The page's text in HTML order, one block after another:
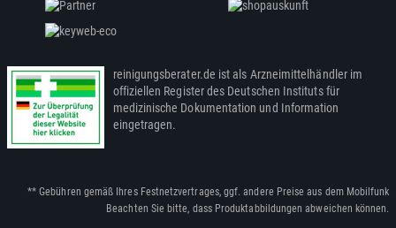
reinigungsberater.de ist als Arzneimittelhändler im
offiziellen Register des Deutschen Instituts für
medizinische Dokumentation und Information
eingetragen.
** Gebühren gemäß Ihres Festnetzvertrages, ggf. andere Preise aus dem Mobilfunk
Beachten Sie bitte, dass Produktabbildungen abweichen können.